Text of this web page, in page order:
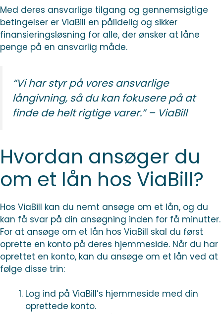
Med deres ansvarlige tilgang og gennemsigtige
betingelser er ViaBill en pålidelig og sikker
finansieringsløsning for alle, der ønsker at låne
penge på en ansvarlig måde.
“Vi har styr på vores ansvarlige
långivning, så du kan fokusere på at
finde de helt rigtige varer.” – ViaBill
Hvordan ansøger du
om et lån hos ViaBill?
Hos ViaBill kan du nemt ansøge om et lån, og du
kan få svar på din ansøgning inden for få minutter.
For at ansøge om et lån hos ViaBill skal du først
oprette en konto på deres hjemmeside. Når du har
oprettet en konto, kan du ansøge om et lån ved at
følge disse trin:
Log ind på ViaBill’s hjemmeside med din
oprettede konto.